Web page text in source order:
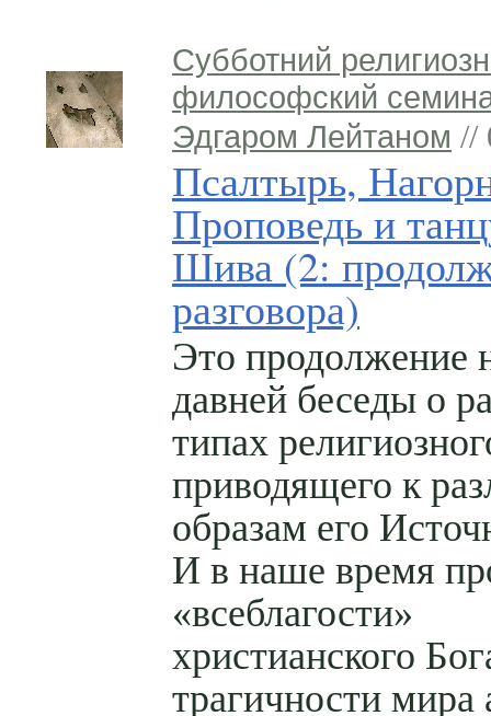
Субботний
философский
Эдгаром Лейтаном //
Псалтырь,
Проповедь и
Шива (2:
разговора)
Это продолжение
давней беседы о
типах
приводящего к
образам его
И в наше время
«всеблагости»
христианского
трагичности мира